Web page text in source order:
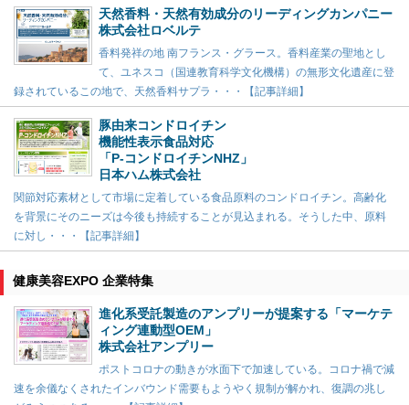
天然香料・天然有効成分のリーディングカンパニー
株式会社ロベルテ
香料発祥の地 南フランス・グラース。香料産業の聖地とし
て、ユネスコ（国連教育科学文化機構）の無形文化遺産に登
録されているこの地で、天然香料サプラ・・・【記事詳細】
豚由来コンドロイチン
機能性表示食品対応
「P-コンドロイチンNHZ」
日本ハム株式会社
関節対応素材として市場に定着している食品原料のコンドロイチン。高齢化
を背景にそのニーズは今後も持続することが見込まれる。そうした中、原料
に対し・・・【記事詳細】
健康美容EXPO 企業特集
進化系受託製造のアンプリーが提案する「マーケテ
ィング連動型OEM」
株式会社アンプリー
ポストコロナの動きが水面下で加速している。コロナ禍で減
速を余儀なくされたインバウンド需要もようやく規制が解かれ、復調の兆し